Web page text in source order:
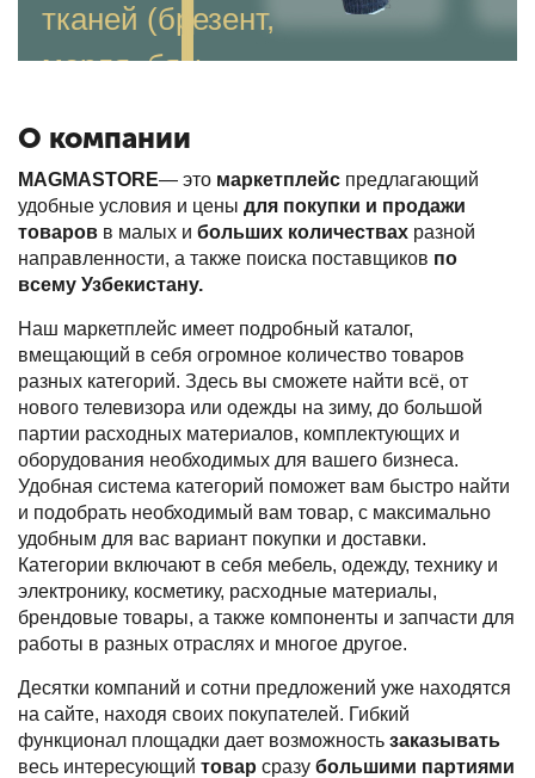
тканей (брезент,
марля, бязь,
- бытовой химии
- хоз. товаров и
многое другое
О компании
MAGMASTORE— это маркетплейс предлагающий
удобные условия и цены для покупки и продажи
товаров в малых и больших количествах разной
направленности, а также поиска поставщиков по
всему Узбекистану.
Наш маркетплейс имеет подробный каталог,
вмещающий в себя огромное количество товаров
разных категорий. Здесь вы сможете найти всё, от
нового телевизора или одежды на зиму, до большой
партии расходных материалов, комплектующих и
оборудования необходимых для вашего бизнеса.
Удобная система категорий поможет вам быстро найти
и подобрать необходимый вам товар, с максимально
удобным для вас вариант покупки и доставки.
Категории включают в себя мебель, одежду, технику и
электронику, косметику, расходные материалы,
брендовые товары, а также компоненты и запчасти для
работы в разных отраслях и многое другое.
Десятки компаний и сотни предложений уже находятся
на сайте, находя своих покупателей. Гибкий
функционал площадки дает возможность заказывать
весь интересующий товар сразу большими партиями